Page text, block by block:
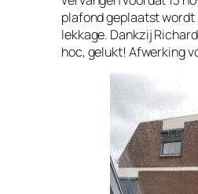
plafond geplaatst wordt
lekkage. Dankzij
hoc, gelukt! Afwerking